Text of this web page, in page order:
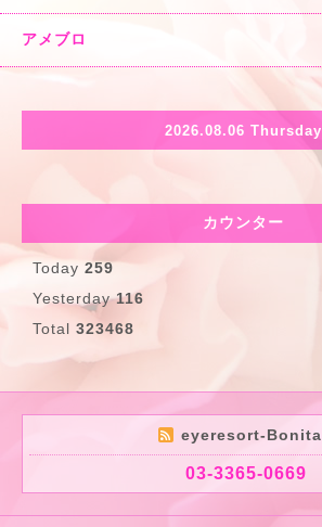
アメブロ
2026.08.06 Thursday
カウンター
Today 259
Yesterday116
Total 323468
eyeresort-Bonita
03-3365-0669